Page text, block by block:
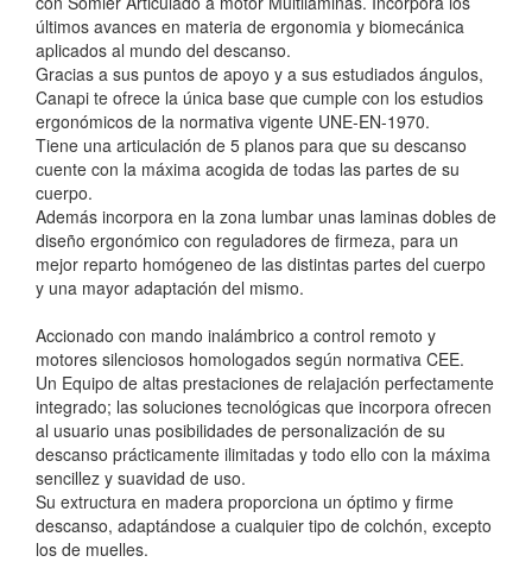
últimos avances en materia de ergonomia y biomecánica
aplicados al mundo del descanso.
Gracias a sus puntos de apoyo y a sus estudiados ángulos,
Canapi te ofrece la única base que cumple con los estudios
ergonómicos de la normativa vigente UNE-EN-1970.
Tiene una articulación de 5 planos para que su descanso
cuente con la máxima acogida de todas las partes de su
cuerpo.
Además incorpora en la zona lumbar unas laminas dobles de
diseño ergonómico con reguladores de firmeza, para un
mejor reparto homógeneo de las distintas partes del cuerpo
y una mayor adaptación del mismo.
Accionado con mando inalámbrico a control remoto y
motores silenciosos homologados según normativa CEE.
Un Equipo de altas prestaciones de relajación perfectamente
integrado; las soluciones tecnológicas que incorpora ofrecen
al usuario unas posibilidades de personalización de su
descanso prácticamente ilimitadas y todo ello con la máxima
sencillez y suavidad de uso.
Su extructura en madera proporciona un óptimo y firme
descanso, adaptándose a cualquier tipo de colchón, excepto
los de muelles.